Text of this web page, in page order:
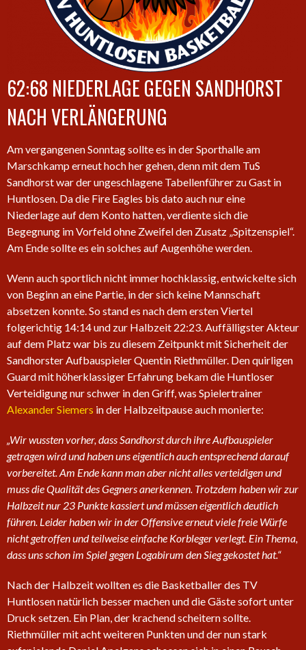
62:68 NIEDERLAGE GEGEN SANDHORST
NACH VERLÄNGERUNG
Am vergangenen Sonntag sollte es in der Sporthalle am
Marschkamp erneut hoch her gehen, denn mit dem TuS
Sandhorst war der ungeschlagene Tabellenführer zu Gast in
Huntlosen. Da die Fire Eagles bis dato auch nur eine
Niederlage auf dem Konto hatten, verdiente sich die
Begegnung im Vorfeld ohne Zweifel den Zusatz „Spitzenspiel“.
Am Ende sollte es ein solches auf Augenhöhe werden.
Wenn auch sportlich nicht immer hochklassig, entwickelte sich
von Beginn an eine Partie, in der sich keine Mannschaft
absetzen konnte. So stand es nach dem ersten Viertel
folgerichtig 14:14 und zur Halbzeit 22:23. Auffälligster Akteur
auf dem Platz war bis zu diesem Zeitpunkt mit Sicherheit der
Sandhorster Aufbauspieler Quentin Riethmüller. Den quirligen
Guard mit höherklassiger Erfahrung bekam die Huntloser
Verteidigung nur schwer in den Griff, was Spielertrainer
Alexander Siemers in der Halbzeitpause auch monierte:
„Wir wussten vorher, dass Sandhorst durch ihre Aufbauspieler
getragen wird und haben uns eigentlich auch entsprechend darauf
vorbereitet. Am Ende kann man aber nicht alles verteidigen und
muss die Qualität des Gegners anerkennen. Trotzdem haben wir zur
Halbzeit nur 23 Punkte kassiert und müssen eigentlich deutlich
führen. Leider haben wir in der Offensive erneut viele freie Würfe
nicht getroffen und teilweise einfache Korbleger verlegt. Ein Thema,
dass uns schon im Spiel gegen Logabirum den Sieg gekostet hat.“
Nach der Halbzeit wollten es die Basketballer des TV
Huntlosen natürlich besser machen und die Gäste sofort unter
Druck setzen. Ein Plan, der krachend scheitern sollte.
Riethmüller mit acht weiteren Punkten und der nun stark